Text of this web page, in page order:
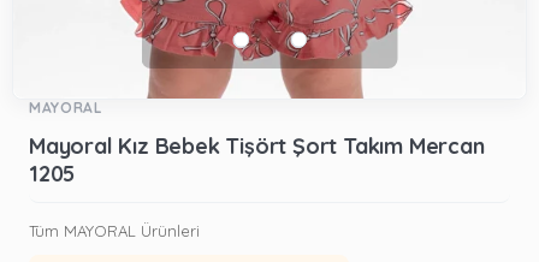
MAYORAL
Mayoral Kız Bebek Tişört Şort Takım Mercan
1205
Tüm MAYORAL Ürünleri